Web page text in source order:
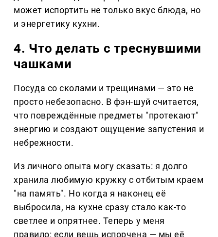
может испортить не только вкус блюда, но
и энергетику кухни.
4. Что делать с треснувшими
чашками
Посуда со сколами и трещинами — это не
просто небезопасно. В фэн-шуй считается,
что повреждённые предметы "протекают"
энергию и создают ощущение запустения и
небрежности.
Из личного опыта могу сказать: я долго
хранила любимую кружку с отбитым краем
"на память". Но когда я наконец её
выбросила, на кухне сразу стало как-то
светлее и опрятнее. Теперь у меня
правило: если вещь испорчена — мы её